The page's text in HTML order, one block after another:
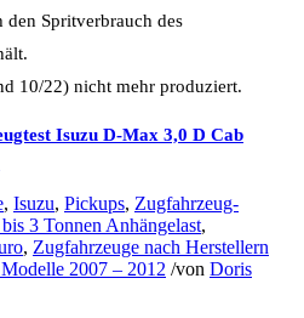
den Spritverbrauch des
10/22) nicht mehr produziert.
Isuzu D-Max 3,0 D Cab
, Isuzu, Pickups, Zugfahrzeug-
3 Tonnen Anhängelast,
, Zugfahrzeuge nach Herstellern
2007 – 2012 /von Doris